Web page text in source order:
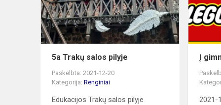
5a Trakų salos pilyje
Paskelbta: 2021-12-20
Kategorija: Renginiai
Edukacijos Trakų salos pilyje
Į
2021-